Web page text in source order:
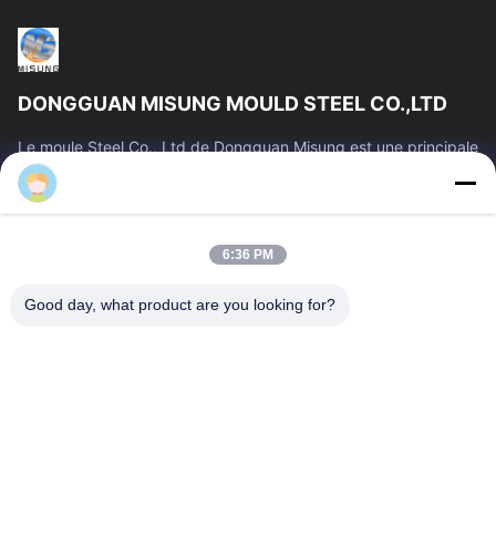
DONGGUAN MISUNG MOULD STEEL CO.,LTD
Le moule Steel Co., Ltd de Dongguan Misung est une principale
société de plastique d'approvisionnement meurent l'acier en
acier et chaud de...
Liens Rapides
Produits
VR Show
Au Sujet De Nous
6:36 PM
Good day, what product are you looking for?